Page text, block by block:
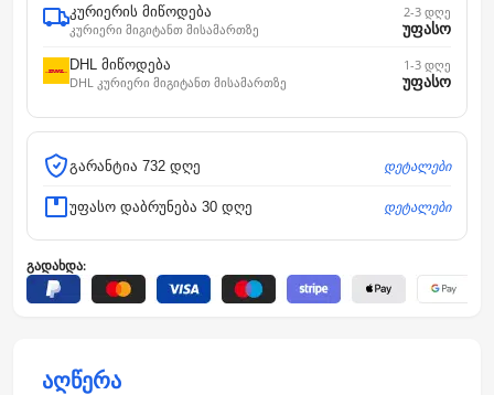
კურიერის მიწოდება
კურიერი მიგიტანთ მისამართზე
2-3 დღე
უფასო
DHL მიწოდება
DHL კურიერი მიგიტანთ მისამართზე
1-3 დღე
უფასო
გარანტია 732 დღე დეტალები
უფასო დაბრუნება 30 დღე დეტალები
გადახდა:
აღწერა